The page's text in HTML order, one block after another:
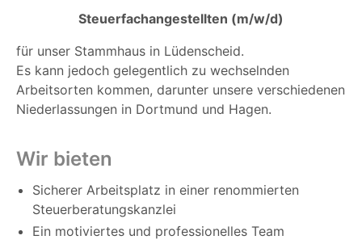
Steuerfachangestellten (m/w/d)
für unser Stammhaus in Lüdenscheid.
Es kann jedoch gelegentlich zu wechselnden
Arbeitsorten kommen, darunter unsere verschiedenen
Niederlassungen in Dortmund und Hagen.
Wir bieten
Sicherer Arbeitsplatz in einer renommierten
Steuerberatungskanzlei
Ein motiviertes und professionelles Team